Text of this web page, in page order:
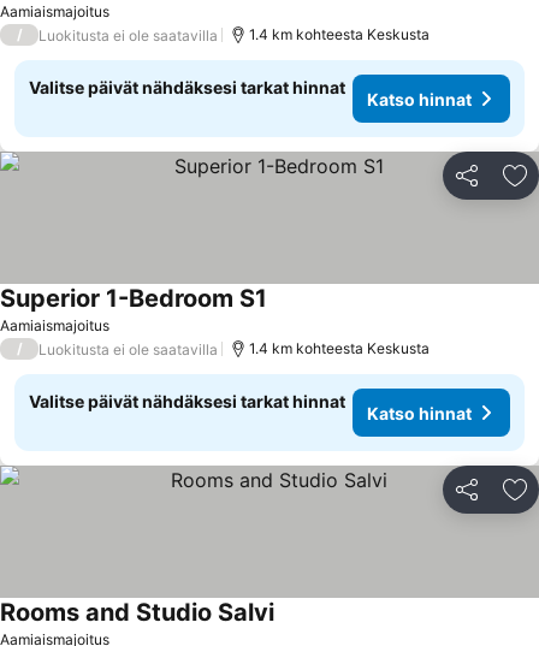
Aamiaismajoitus
/ Luokitusta ei ole saatavilla 1.4 km kohteesta Keskusta
Valitse päivät nähdäksesi tarkat hinnat
Katso hinnat
Jaa
Aamiaismajoitus
Superior 1-Bedroom S1
/ Luokitusta ei ole saatavilla 1.4 km kohteesta Keskusta
Valitse päivät nähdäksesi tarkat hinnat
Katso hinnat
Jaa
Aamiaismajoitus
Rooms and Studio SalviKatso hinnat